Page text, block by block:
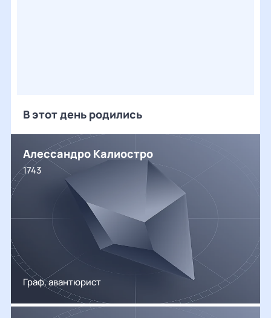
В этот день родились
Алессандро Калиостро
1743
Граф, авантюрист